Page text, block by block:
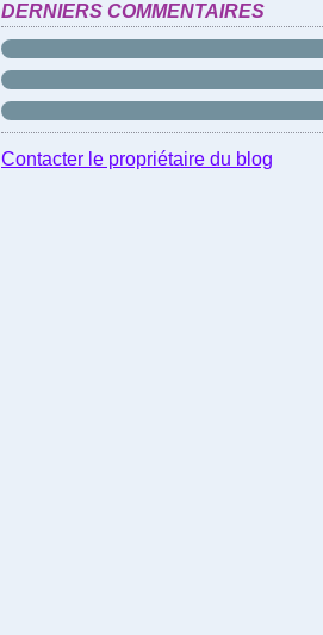
DERNIERS COMMENTAIRES
Contacter le propriétaire du blog